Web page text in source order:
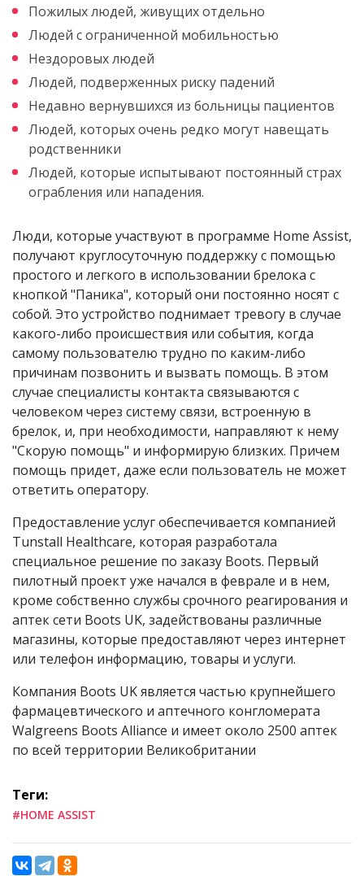
Пожилых людей, живущих отдельно
Людей с ограниченной мобильностью
Нездоровых людей
Людей, подверженных риску падений
Недавно вернувшихся из больницы пациентов
Людей, которых очень редко могут навещать
родственники
Людей, которые испытывают постоянный страх
ограбления или нападения.
Люди, которые участвуют в программе Home Assist,
получают круглосуточную поддержку с помощью
простого и легкого в использовании брелока с
кнопкой "Паника", который они постоянно носят с
собой. Это устройство поднимает тревогу в случае
какого-либо происшествия или события, когда
самому пользователю трудно по каким-либо
причинам позвонить и вызвать помощь. В этом
случае специалисты контакта связываются с
человеком через систему связи, встроенную в
брелок, и, при необходимости, направляют к нему
"Скорую помощь" и информирую близких. Причем
помощь придет, даже если пользователь не может
ответить оператору.
Предоставление услуг обеспечивается компанией
Tunstall Healthcare, которая разработала
специальное решение по заказу Boots. Первый
пилотный проект уже начался в феврале и в нем,
кроме собственно службы срочного реагирования и
аптек сети Boots UK, задействованы различные
магазины, которые предоставляют через интернет
или телефон информацию, товары и услуги.
Компания Boots UK является частью крупнейшего
фармацевтического и аптечного конгломерата
Walgreens Boots Alliance и имеет около 2500 аптек
по всей территории Великобритании
Теги:
#HOME ASSIST